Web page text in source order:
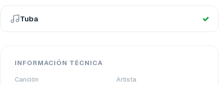
Tuba
INFORMACIÓN TÉCNICA
Canción
Artista